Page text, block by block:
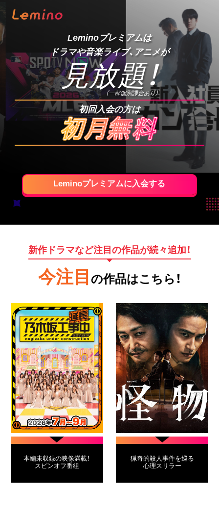
Leminoプレミアムは
ドラマや音楽ライブ、アニメが
見放題！
（一部個別課金あり）
初回入会の方は
Leminoプレミアムに入会する
新作ドラマなど注目の作品が続々追加！
今注目 の作品はこちら！
本編未収録の映像満載！
スピンオフ番組
猟奇的殺人事件を巡る
心理スリラー